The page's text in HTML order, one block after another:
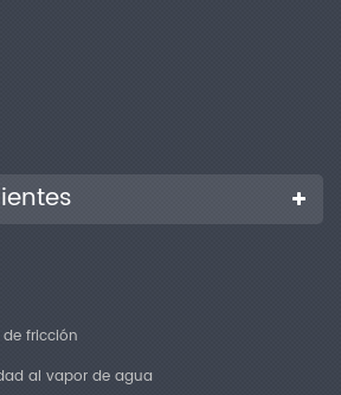
fricción
al vapor de agua